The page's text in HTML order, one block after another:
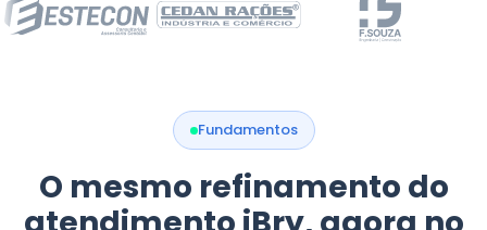
Fundamentos
O mesmo refinamento do